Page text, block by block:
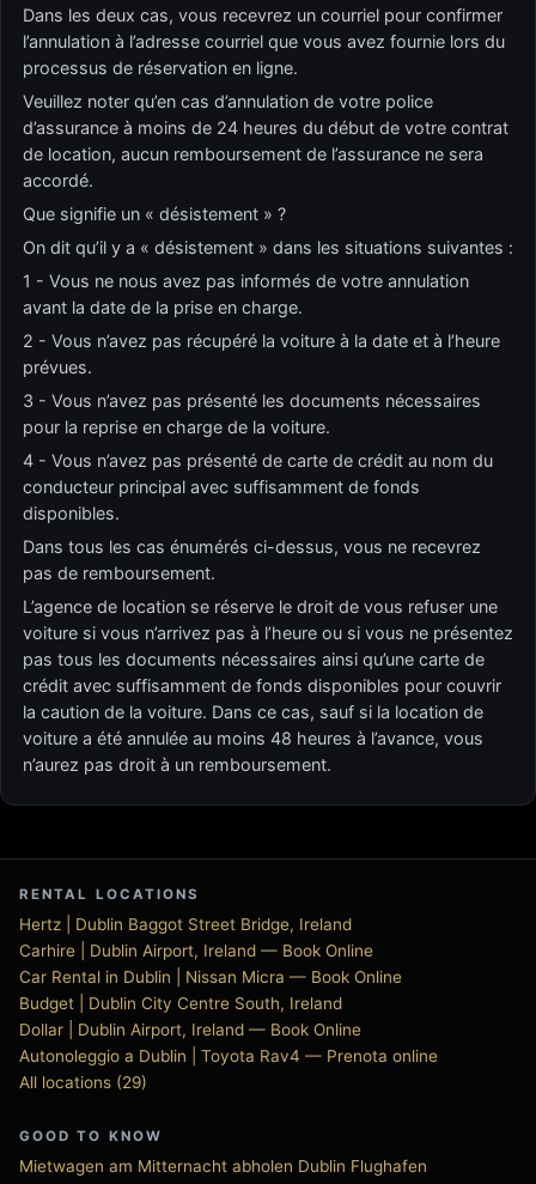
Dans les deux cas, vous recevrez un courriel pour confirmer
l’annulation à l’adresse courriel que vous avez fournie lors du
processus de réservation en ligne.
Veuillez noter qu’en cas d’annulation de votre police
d’assurance à moins de 24 heures du début de votre contrat
de location, aucun remboursement de l’assurance ne sera
accordé.
Que signifie un « désistement » ?
On dit qu’il y a « désistement » dans les situations suivantes :
1 - Vous ne nous avez pas informés de votre annulation
avant la date de la prise en charge.
2 - Vous n’avez pas récupéré la voiture à la date et à l’heure
prévues.
3 - Vous n’avez pas présenté les documents nécessaires
pour la reprise en charge de la voiture.
4 - Vous n’avez pas présenté de carte de crédit au nom du
conducteur principal avec suffisamment de fonds
disponibles.
Dans tous les cas énumérés ci-dessus, vous ne recevrez
pas de remboursement.
L’agence de location se réserve le droit de vous refuser une
voiture si vous n’arrivez pas à l’heure ou si vous ne présentez
pas tous les documents nécessaires ainsi qu’une carte de
crédit avec suffisamment de fonds disponibles pour couvrir
la caution de la voiture. Dans ce cas, sauf si la location de
voiture a été annulée au moins 48 heures à l’avance, vous
n’aurez pas droit à un remboursement.
RENTAL LOCATIONS
Hertz | Dublin Baggot Street Bridge, Ireland
Carhire | Dublin Airport, Ireland — Book Online
Car Rental in Dublin | Nissan Micra — Book Online
Budget | Dublin City Centre South, Ireland
Dollar | Dublin Airport, Ireland — Book Online
Autonoleggio a Dublin | Toyota Rav4 — Prenota online
All locations (29)
GOOD TO KNOW
Mietwagen am Mitternacht abholen Dublin Flughafen